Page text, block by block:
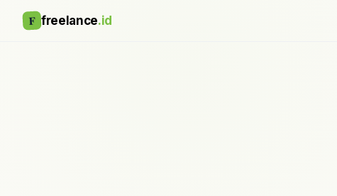
F freelance.id